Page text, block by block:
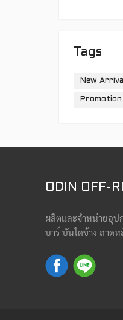
Tags
New
Promotion
ODIN OFF-
ผลิตและจำหน่ายอุ
บาร์ บันไดข้าง ถาด